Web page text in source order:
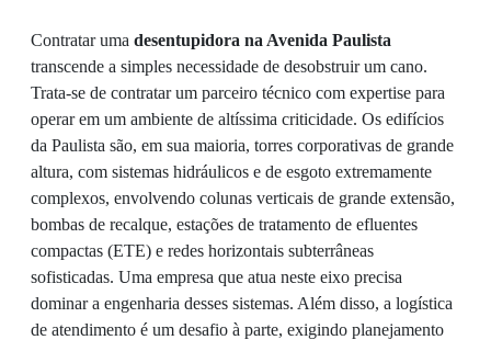
Contratar uma desentupidora na Avenida Paulista
transcende a simples necessidade de desobstruir um cano.
Trata-se de contratar um parceiro técnico com expertise para
operar em um ambiente de altíssima criticidade. Os edifícios
da Paulista são, em sua maioria, torres corporativas de grande
altura, com sistemas hidráulicos e de esgoto extremamente
complexos, envolvendo colunas verticais de grande extensão,
bombas de recalque, estações de tratamento de efluentes
compactas (ETE) e redes horizontais subterrâneas
sofisticadas. Uma empresa que atua neste eixo precisa
dominar a engenharia desses sistemas. Além disso, a logística
de atendimento é um desafio à parte, exigindo planejamento